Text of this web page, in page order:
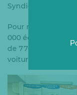
Syndicat Mixte
Pour rappel, ce
000 équivalents-
de 7 700 tonnes de
voitures.